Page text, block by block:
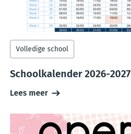
Schoolkalender 2026-2027
Lees meer
Volledige school